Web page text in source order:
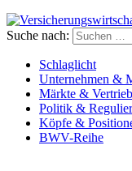
Suche nach:
Schlaglicht
Unternehmen &
Märkte & Vertrieb
Politik &
Köpfe &
BWV-Reihe